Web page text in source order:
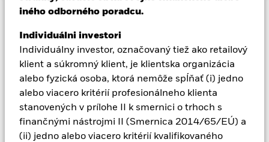
iného odborného poradcu.
Individuálni investori
Individuálny investor, označovaný tiež ako retailový
klient a súkromný klient, je klientska organizácia
alebo fyzická osoba, ktorá nemôže spĺňať (i) jedno
alebo viacero kritérií profesionálneho klienta
stanovených v prílohe II k smernici o trhoch s
finančnými nástrojmi II (Smernica 2014/65/EÚ) a
(ii) jedno alebo viacero kritérií kvalifikovaného
Dôležitá informácia: Rizikový kapitál.
príjmov z nich môže klesať aj stúpať a nie je zaručená.
Informácie o fonde vrátane prospektu sú poskytované len na
informačné účely a neslúžia na marketingovú komunikáciu.
Poskytnutie prospektu nepredstavuje ponuku ani výzvu na
uzavretie zmluvy o fonde. Spoločnosť BlackRock nezvážila
vhodnosť investovania do fondu vzhľadom na vaše
individuálne potreby a toleranciu voči riziku, a preto nie je
možné investovať priamo u spoločnosti BlackRock. Potenciálni